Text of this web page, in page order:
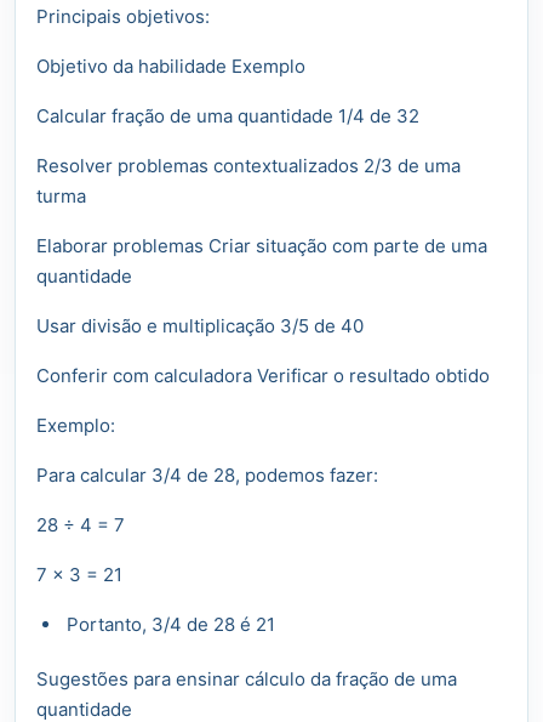
Principais objetivos:
Objetivo da habilidade Exemplo
Calcular fração de uma quantidade 1/4 de 32
Resolver problemas contextualizados 2/3 de uma
turma
Elaborar problemas Criar situação com parte de uma
quantidade
Usar divisão e multiplicação 3/5 de 40
Conferir com calculadora Verificar o resultado obtido
Exemplo:
Para calcular 3/4 de 28, podemos fazer:
28 ÷ 4 = 7
7 x 3 = 21
Portanto, 3/4 de 28 é 21
Sugestões para ensinar cálculo da fração de uma
quantidade